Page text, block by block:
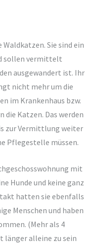
Sie sind ein
sollen vermittelt
ausgewandert ist. Ihr
nicht mehr um die
im Krankenhaus bzw.
die Katzen. Das werden
zur Vermittlung weiter
Pflegestelle müssen.
mit
Hunde und keine ganz
hatten sie ebenfalls
Menschen und haben
(Mehr als 4
länger alleine zu sein